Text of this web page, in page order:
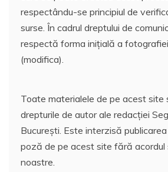
respectându-se principiul de
surse. În cadrul dreptului de
respectă forma inițială a
(modifica).
Toate materialele de pe acest site
drepturile de autor ale redacției
București. Este interzisă
poză de pe acest site fără acordul
noastre.